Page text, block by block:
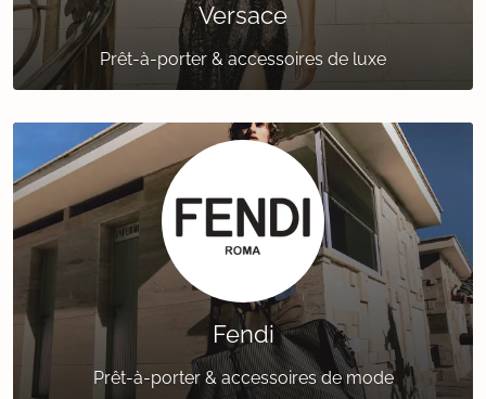
Versace
Prêt-à-porter & accessoires de luxe
Fendi
Prêt-à-porter & accessoires de mode